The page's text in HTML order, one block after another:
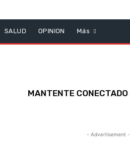
SALUD OPINION Más
MANTENTE CONECTADO
- Advertisement -